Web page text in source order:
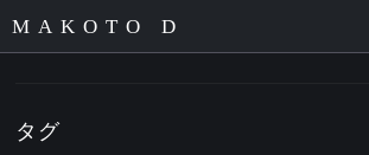
MAKOTO D
タグ